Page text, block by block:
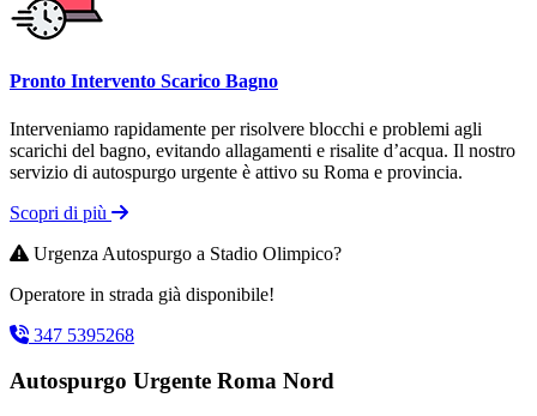
Pronto Intervento Scarico Bagno
Interveniamo rapidamente per risolvere blocchi e problemi agli
scarichi del bagno, evitando allagamenti e risalite d’acqua. Il nostro
servizio di autospurgo urgente è attivo su Roma e provincia.
Scopri di più
Urgenza Autospurgo a Stadio Olimpico?
Operatore in strada già disponibile!
347 5395268
Autospurgo Urgente Roma Nord